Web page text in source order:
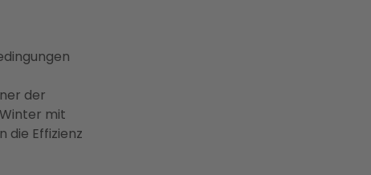
der
mit
die Effizienz